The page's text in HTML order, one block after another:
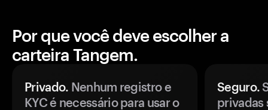
Por que você deve escolher a
carteira Tangem.
Privado. Nenhum registro e
KYC é necessário para usar o
Seguro.
privadas